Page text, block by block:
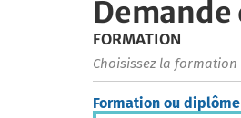
FORMATION
Choisissez la
Formation ou